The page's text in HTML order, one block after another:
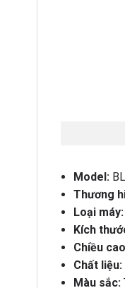
Model:
Thương
Loại máy:
Kích
Chiều
Chất liệu:
Màu sắc: